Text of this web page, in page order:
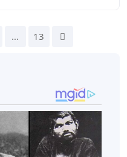
… 13